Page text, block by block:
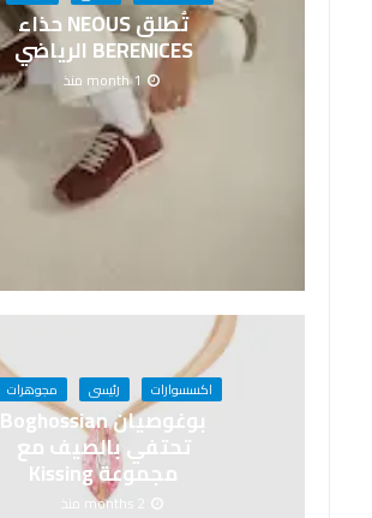
تُطلق NEOUS حذاء
BERENICES الرياضي
1 month منذ
اكسسوارات رئيسى مجوهرات
بوغوصيان Boghossian
تحتفي بالصيف مع
مجموعة Kissing
2 months منذ